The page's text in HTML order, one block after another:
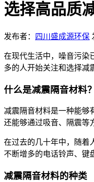
选择高品质
发布者： 四川盛成源环保
在现代生活中，噪音污染
多的人开始关注和选择减
什么是减震隔音材料？
减震隔音材料是一种能够
还能够通过吸音、隔震等
在过去的几十年中，随着
不断增多的电话铃声、键
减震隔音材料的种类